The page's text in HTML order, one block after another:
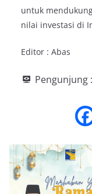
untuk
nilai investasi di
Editor : Abas
Pengunjung :